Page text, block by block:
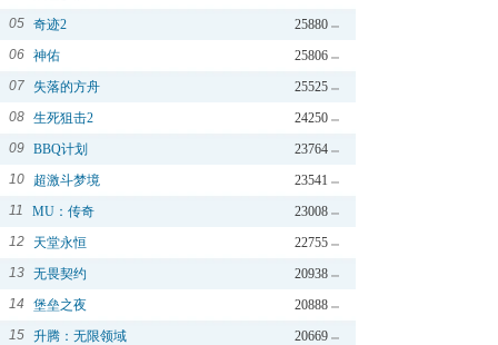
05
25880
奇迹2
06
25806
神佑
07
25525
失落的方舟
08
24250
生死狙击2
09
23764
BBQ计划
10
23541
超激斗梦境
11
23008
MU：传奇
12
22755
天堂永恒
13
20938
无畏契约
14
20888
堡垒之夜
15
20669
升腾：无限领域